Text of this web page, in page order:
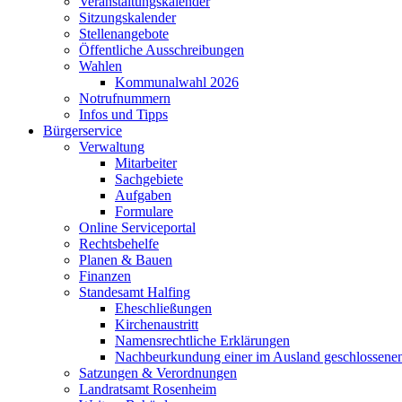
Sitzungskalender
Stellenangebote
Öffentliche Ausschreibungen
Wahlen
Kommunalwahl 2026
Notrufnummern
Infos und Tipps
Bürgerservice
Verwaltung
Mitarbeiter
Sachgebiete
Aufgaben
Formulare
Online Serviceportal
Rechtsbehelfe
Planen & Bauen
Finanzen
Standesamt Halfing
Eheschließungen
Kirchenaustritt
Namensrechtliche Erklärungen
Nachbeurkundung einer im Ausland
Satzungen & Verordnungen
Landratsamt Rosenheim